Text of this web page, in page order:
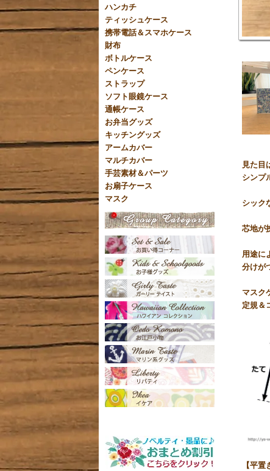
見た目
シンプ
シック
芯地が
用途に
分けが
マスク
定規＆
【平
ハンカチ
ティッシュケース
携帯電話＆スマホケース
財布
ボトルケース
ペンケース
ストラップ
ソフト眼鏡ケース
通帳ケース
お弁当グッズ
キッチングッズ
アームカバー
マルチカバー
手芸素材＆パーツ
お扇子ケース
マスク